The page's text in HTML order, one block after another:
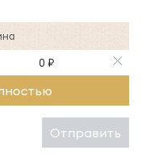
0 ₽
Отправить